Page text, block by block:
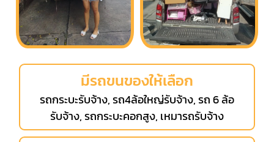
มีรถขนของให้เลือก
รถกระบะรับจ้าง, รถ4ล้อใหญ่รับจ้าง, รถ 6 ล้อ
รับจ้าง, รถกระบะคอกสูง, เหมารถรับจ้าง